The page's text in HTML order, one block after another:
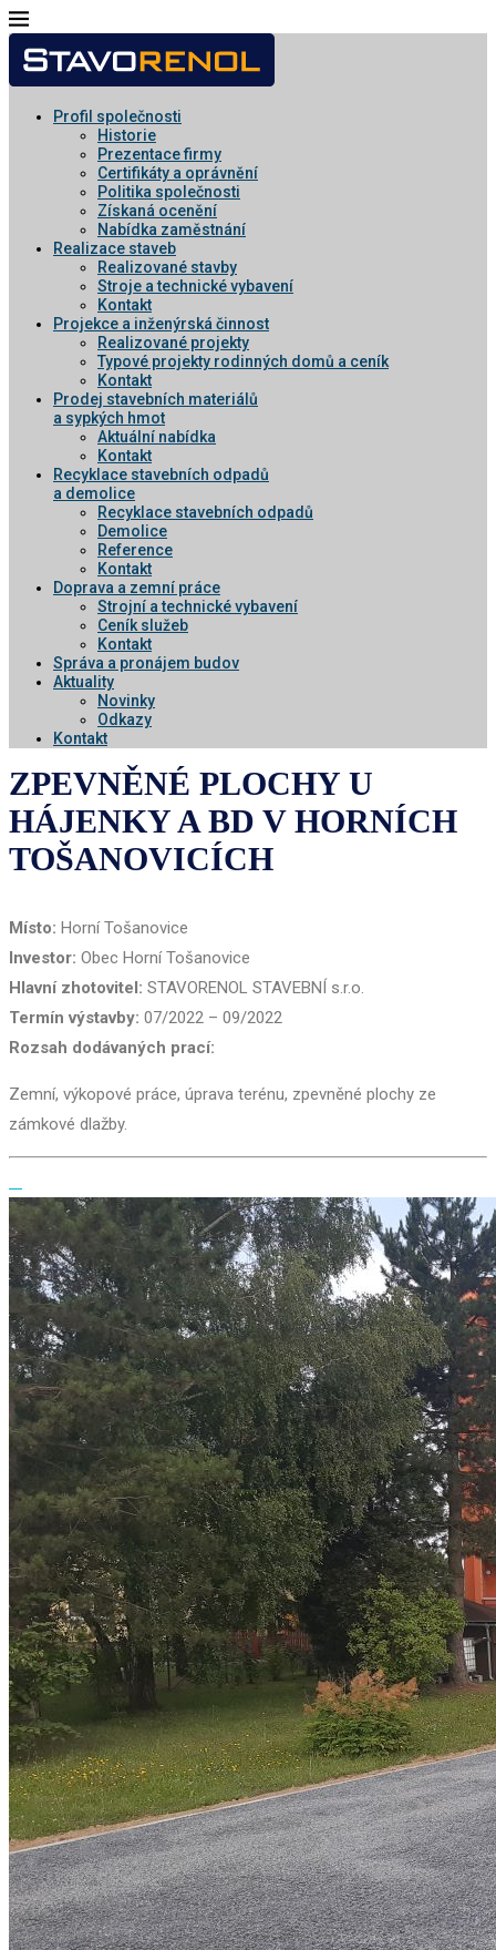
Profil společnosti
Historie
Prezentace firmy
Certifikáty a oprávnění
Politika společnosti
Získaná ocenění
Nabídka zaměstnání
Realizace staveb
Realizované stavby
Stroje a technické vybavení
Kontakt
Projekce a inženýrská činnost
Realizované projekty
Typové projekty rodinných domů a ceník
Kontakt
Prodej stavebních materiálů
a sypkých hmot
Aktuální nabídka
Kontakt
Recyklace stavebních odpadů
a demolice
Recyklace stavebních odpadů
Demolice
Reference
Kontakt
Doprava a zemní práce
Strojní a technické vybavení
Ceník služeb
Kontakt
Správa a pronájem budov
Aktuality
Novinky
Odkazy
Kontakt
ZPEVNĚNÉ PLOCHY U
HÁJENKY A BD V HORNÍCH
TOŠANOVICÍCH
Místo: Horní Tošanovice
Investor: Obec Horní Tošanovice
Hlavní zhotovitel: STAVORENOL STAVEBNÍ s.r.o.
Termín výstavby: 07/2022 – 09/2022
Rozsah dodávaných prací:
Zemní, výkopové práce, úprava terénu, zpevněné plochy ze
zámkové dlažby.